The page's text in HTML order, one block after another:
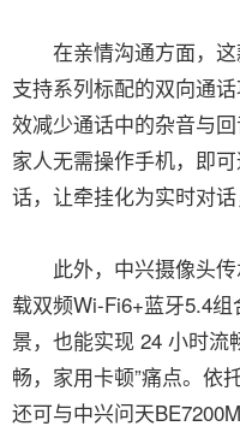
在亲情沟通方面，这
支持系列标配的双向通
效减少通话中的杂音与
家人无需操作手机，即
话，让牵挂化为实时对
此外，中兴摄像头传
载双频Wi-Fi6+蓝牙5.4
景，也能实现 24 小时流
畅，家用卡顿”痛点。依
还可与中兴问天